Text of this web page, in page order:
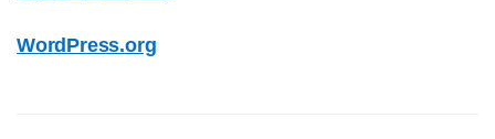
WordPress.org